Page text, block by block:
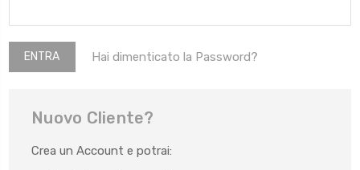
Hai dimenticato la Password?
Nuovo Cliente?
Crea un Account e potrai: